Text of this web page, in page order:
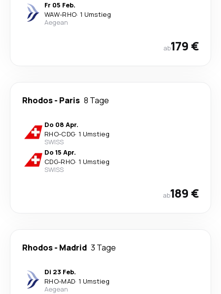
Fr 05 Feb.
WAW-RHO· 1 Umstieg
Aegean
ab179 €
Rhodos- Paris 8 Tage
Do 08 Apr.
RHO-CDG· 1 Umstieg
SWISS
Do 15 Apr.
CDG-RHO· 1 Umstieg
SWISS
ab189 €
Rhodos- Madrid 3 Tage
Di 23 Feb.
RHO-MAD· 1 Umstieg
Aegean